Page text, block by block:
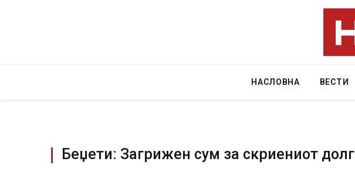
НАСЛОВНА ВЕСТИ
Беџети: Загрижен сум за скриениот долг